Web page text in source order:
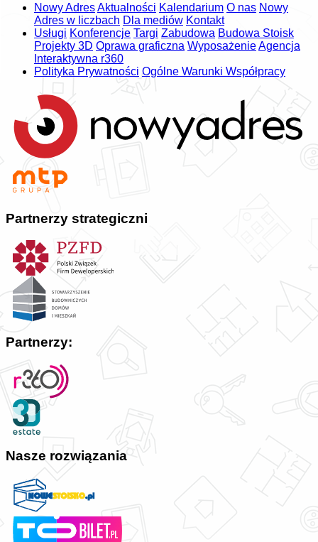
Nowy AdresAktualności Kalendarium O nas Nowy
Adres w liczbach Dla mediów Kontakt
Usługi Konferencje Targi Zabudowa Budowa Stoisk
Projekty 3D Oprawa graficzna WyposażenieAgencja
Interaktywna r360
Polityka Prywatności Ogólne Warunki Współpracy
Partnerzy strategiczni
Partnerzy:
Nasze rozwiązania